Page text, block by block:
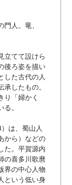
人。竜、
立てて設けら
後ろ姿を描い
した古代の人
したもの。
り「婦かく
。
は、蜀山人
から）などの
た。平賀源内
の喜多川歌麿
界の中心人物
という低い身